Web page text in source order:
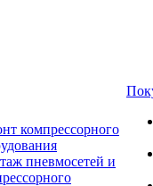
компрессорного
пневмосетей и